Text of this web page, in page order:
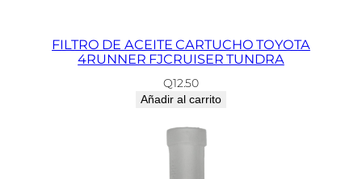
FILTRO DE ACEITE CARTUCHO TOYOTA
4RUNNER FJCRUISER TUNDRA
Q12.50
Añadir al carrito